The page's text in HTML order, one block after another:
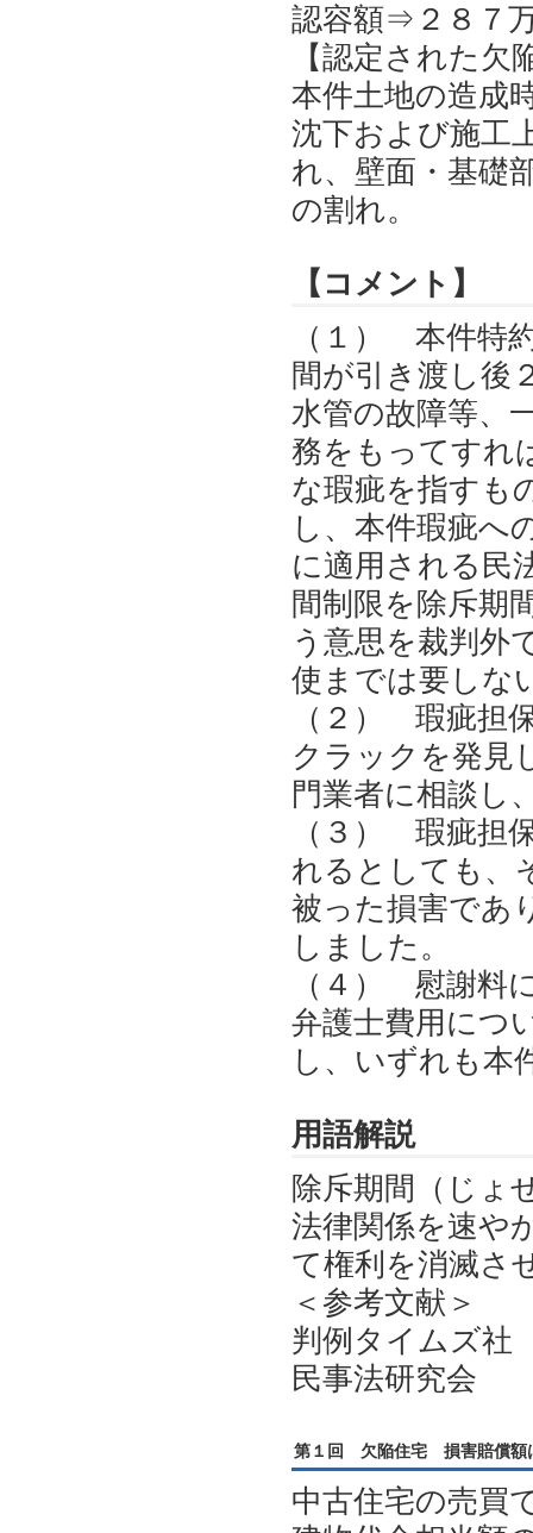
認容額⇒２８７
【認定された欠
本件土地の造成
沈下および施工
れ、壁面・基礎
の割れ。
【コメント】
（１） 本件特
間が引き渡し後
水管の故障等、
務をもってすれ
な瑕疵を指すも
し、本件瑕疵へ
に適用される民
間制限を除斥期
う意思を裁判外
使までは要しな
（２） 瑕疵担
クラックを発見
門業者に相談し
（３） 瑕疵担
れるとしても、
被った損害であ
しました。
（４） 慰謝料
弁護士費用につ
し、いずれも本
用語解説
除斥期間（じょ
法律関係を速や
て権利を消滅さ
＜参考文献＞
判例タイムズ社
民事法研究会
第１回 欠陥住宅 損害賠償額
中古住宅の売買